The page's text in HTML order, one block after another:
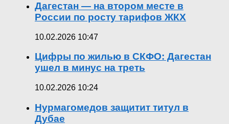
Дагестан — на втором месте в
России по росту тарифов ЖКХ
10.02.2026 10:47
Цифры по жилью в СКФО: Дагестан
ушел в минус на треть
10.02.2026 10:24
Нурмагомедов защитит титул в
Дубае